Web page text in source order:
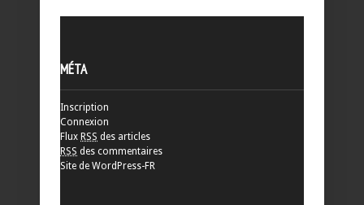
MÉTA
Inscription
Connexion
Flux RSS des articles
RSS des commentaires
Site de WordPress-FR